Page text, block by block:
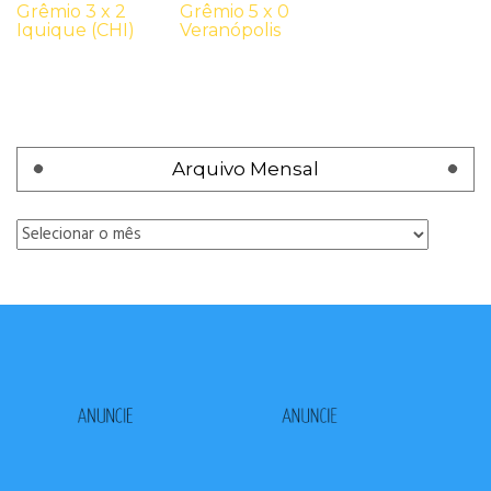
Grêmio 3 x 2
Iquique (CHI)
Grêmio 5 x 0
Veranópolis
Arquivo Mensal
Arquivo
Mensal